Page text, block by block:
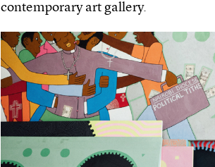
contemporary art gallery.